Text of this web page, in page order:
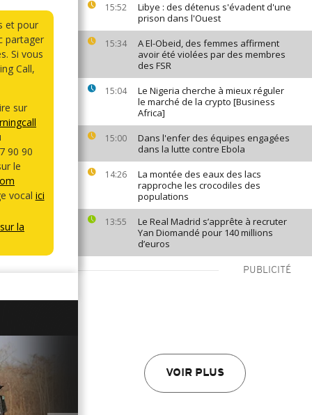
15:52
Libye : des détenus s'évadent d'une
prison dans l'Ouest
15:34
A El-Obeid, des femmes affirment
avoir été violées par des membres
des FSR
15:04
Le Nigeria cherche à mieux réguler
le marché de la crypto [Business
Africa]
15:00
Dans l'enfer des équipes engagées
dans la lutte contre Ebola
14:26
La montée des eaux des lacs
rapproche les crocodiles des
populations
13:55
Le Real Madrid s’apprête à recruter
Yan Diomandé pour 140 millions
d’euros
PUBLICITÉ
VOIR PLUS
et pour
partager
Si vous
Call,
sur
90 90
le
vocal ici
la